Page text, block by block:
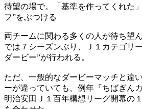
待望の場で。「基準を作ってくれた
フ”をぶつける
両チームに関わる多くの人が待ち望
では７シーズンぶり、Ｊ１カテゴリ
ダービー”が行われる。
ただ、一般的なダービーマッチと違
ーが違っていても、例年『ちばぎん
明治安田Ｊ１百年構想リーグ開幕の